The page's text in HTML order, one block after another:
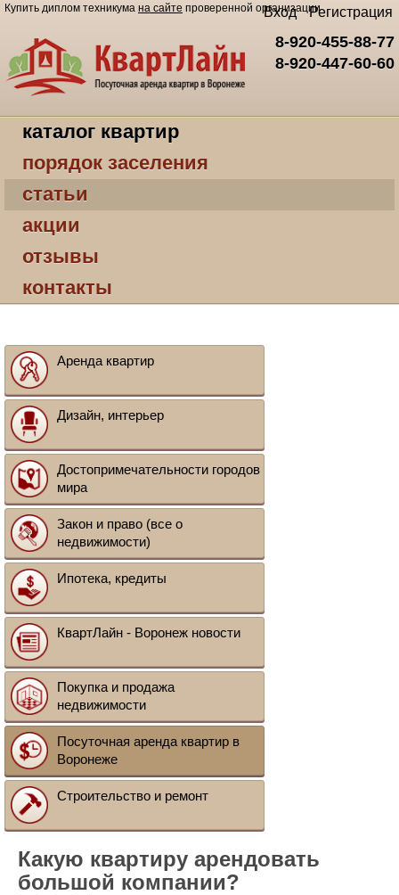
Купить диплом техникума на сайте проверенной организации
8-920-455-88-77
8-920-447-60-60
Вход Регистрация
каталог квартир
порядок заселения
статьи
акции
отзывы
контакты
Аренда квартир
Дизайн, интерьер
Достопримечательности городов
мира
Закон и право (все о
недвижимости)
Ипотека, кредиты
КвартЛайн - Воронеж новости
Покупка и продажа
недвижимости
Посуточная аренда квартир в
Воронеже
Строительство и ремонт
Какую квартиру арендовать
большой компании?